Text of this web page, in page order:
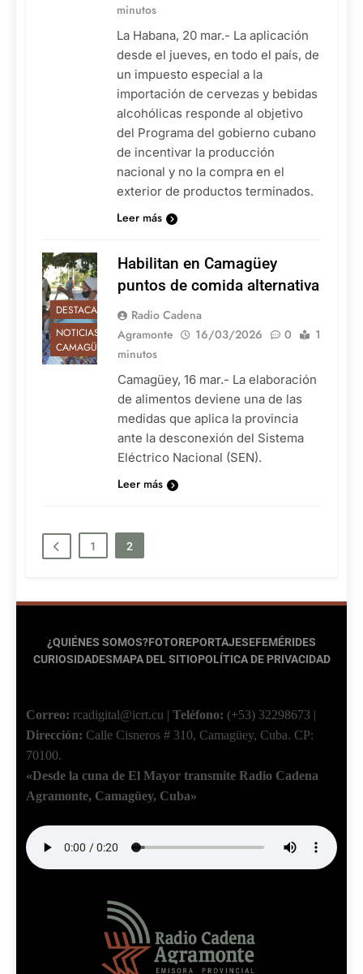
minutos
La Habana, 20 mar.- La aplicación
desde el jueves, en todo el país, de
un impuesto especial a la
importación de cervezas y bebidas
alcohólicas responde al objetivo
del Programa del gobierno cubano
de incentivar la producción
nacional y no la compra en el
exterior de productos terminados.
Leer más
DESTACADAS
NOTICIAS DE
CAMAGÜEY
Habilitan en Camagüey
puntos de comida alternativa
Radio Cadena
Agramonte
16/03/2026 0
1
minutos
Camagüey, 16 mar.- La elaboración
de alimentos deviene una de las
medidas que aplica la provincia
ante la desconexión del Sistema
Eléctrico Nacional (SEN).
Leer más
1 2
¿QUIÉNES SOMOS?FOTOREPORTAJESEFEMÉRIDES
CURIOSIDADESMAPA DEL SITIOPOLÍTICA DE PRIVACIDAD
Correo: rcadigital@icrt.cu | Teléfono: (+53) 32298673 |
Dirección: Calle Cisneros # 310, Camagüey, Cuba. CP:
70100.
«Desde la cuna de El Mayor transmite Radio Cadena
Agramonte, Camagüey, Cuba»